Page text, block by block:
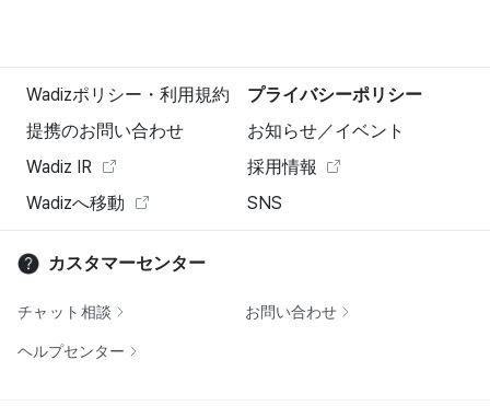
Wadizポリシー・利用規約
プライバシーポリシー
提携のお問い合わせ
お知らせ／イベント
Wadiz IR
採用情報
Wadizへ移動
SNS
カスタマーセンター
チャット相談 お問い合わせ
ヘルプセンター